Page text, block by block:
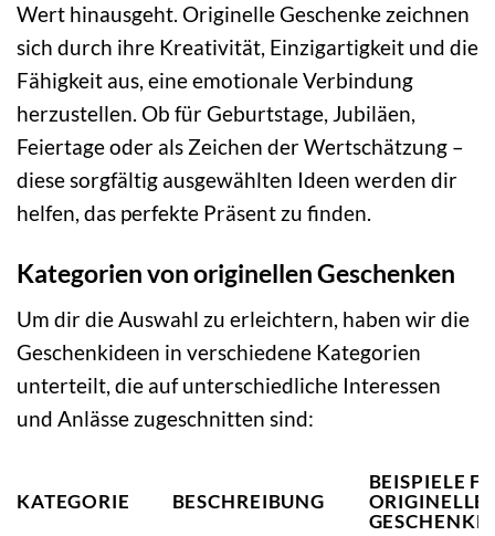
Wert hinausgeht. Originelle Geschenke zeichnen
sich durch ihre Kreativität, Einzigartigkeit und die
Fähigkeit aus, eine emotionale Verbindung
herzustellen. Ob für Geburtstage, Jubiläen,
Feiertage oder als Zeichen der Wertschätzung –
diese sorgfältig ausgewählten Ideen werden dir
helfen, das perfekte Präsent zu finden.
Kategorien von originellen Geschenken
Um dir die Auswahl zu erleichtern, haben wir die
Geschenkideen in verschiedene Kategorien
unterteilt, die auf unterschiedliche Interessen
und Anlässe zugeschnitten sind:
KATEGORIE BESCHREIBUNG
BEISPIELE
ORIGINELLE
GESCHENKE